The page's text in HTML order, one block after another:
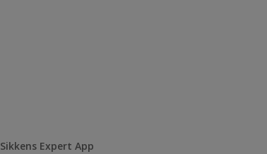
Sikkens Expert App